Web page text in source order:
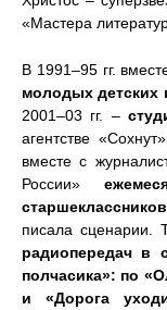
«Мастера
В 1991–95 гг.
молодых детских
2001–03 гг. –
агентстве
вместе с
России»
писала сценарии.
радиопередач в
полчасика»: по
и «Дорога